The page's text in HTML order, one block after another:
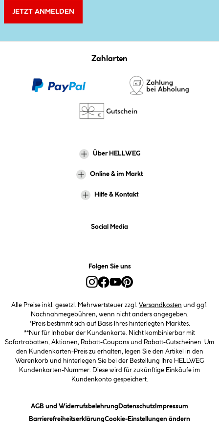
JETZT ANMELDEN
Zahlarten
Über HELLWEG
Online & im Markt
Hilfe & Kontakt
Social Media
Folgen Sie uns
Alle Preise inkl. gesetzl. Mehrwertsteuer zzgl. Versandkosten und ggf.
Nachnahmegebühren, wenn nicht anders angegeben.
*Preis bestimmt sich auf Basis Ihres hinterlegten Marktes.
**Nur für Inhaber der Kundenkarte. Nicht kombinierbar mit
Sofortrabatten, Aktionen, Rabatt-Coupons und Rabatt-Gutscheinen. Um
den Kundenkarten-Preis zu erhalten, legen Sie den Artikel in den
Warenkorb und hinterlegen Sie bei der Bestellung Ihre HELLWEG
Kundenkarten-Nummer. Diese wird für zukünftige Einkäufe im
Kundenkonto gespeichert.
AGB und Widerrufsbelehrung (öffnet ein Dialogfeld)
Datenschutz(öffnet ein Dialogfeld)
Impressum
Barrierefreiheitserklärung(öffnet ein Dialogfeld)
Cookie-Einstellungen ändern(öffnet